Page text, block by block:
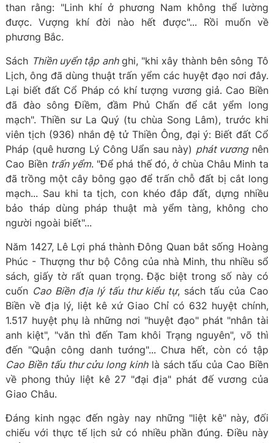
than rằng: "Linh khí ở phương Nam không thể lường
được. Vượng khí đời nào hết được"... Rồi muốn về
phương Bắc.
Sách Thiền uyển tập anhghi, "khi xây thành bên sông Tô
Lịch, ông đã dùng thuật trấn yểm các huyệt đạo nơi đây.
Lại biết đất Cổ Pháp có khí tượng vương giả. Cao Biền
đã đào sông Điềm, đầm Phủ Chấn để cắt yểm long
mạch". Thiền sư La Quý (tu chùa Song Lâm), trước khi
viên tịch (936) nhắn đệ tử Thiền Ông, đại ý: Biết đất Cổ
Pháp (quê hương Lý Công Uẩn sau này) phát vươngnên
Cao Biền trấn yểm. "Để phá thế đó, ở chùa Châu Minh ta
đã trồng một cây bông gạo để trấn chỗ đất bị cắt long
mạch... Sau khi ta tịch, con khéo đắp đất, dựng nhiều
bảo tháp dùng pháp thuật mà yểm tàng, không cho
người ngoài biết"...
Năm 1427, Lê Lợi phá thành Đông Quan bắt sống Hoàng
Phúc - Thượng thư bộ Công của nhà Minh, thu nhiều sổ
sách, giấy tờ rất quan trọng. Đặc biệt trong số này có
cuốn Cao Biền địa lý tấu thư kiểu tự, sách tấu của Cao
Biền về địa lý, liệt kê xứ Giao Chỉ có 632 huyệt chính,
1.517 huyệt phụ là những nơi "huyệt đạo" phát "nhân tài
anh kiệt", "văn thì đến Tam khôi Trạng nguyên", võ thì
đến "Quận công danh tướng"... Chưa hết, còn có tập
Cao Biền tấu thư cửu long kinhlà sách tấu của Cao Biền
về phong thủy liệt kê 27 "đại địa" phát đế vương của
Giao Châu.
Đáng kinh ngạc đến ngày nay những "liệt kê" này, đối
chiếu với thực tế lịch sử có nhiều phần đúng. Điều này